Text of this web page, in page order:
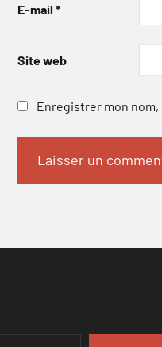
E-mail *
Site web
Enregistrer mon nom,